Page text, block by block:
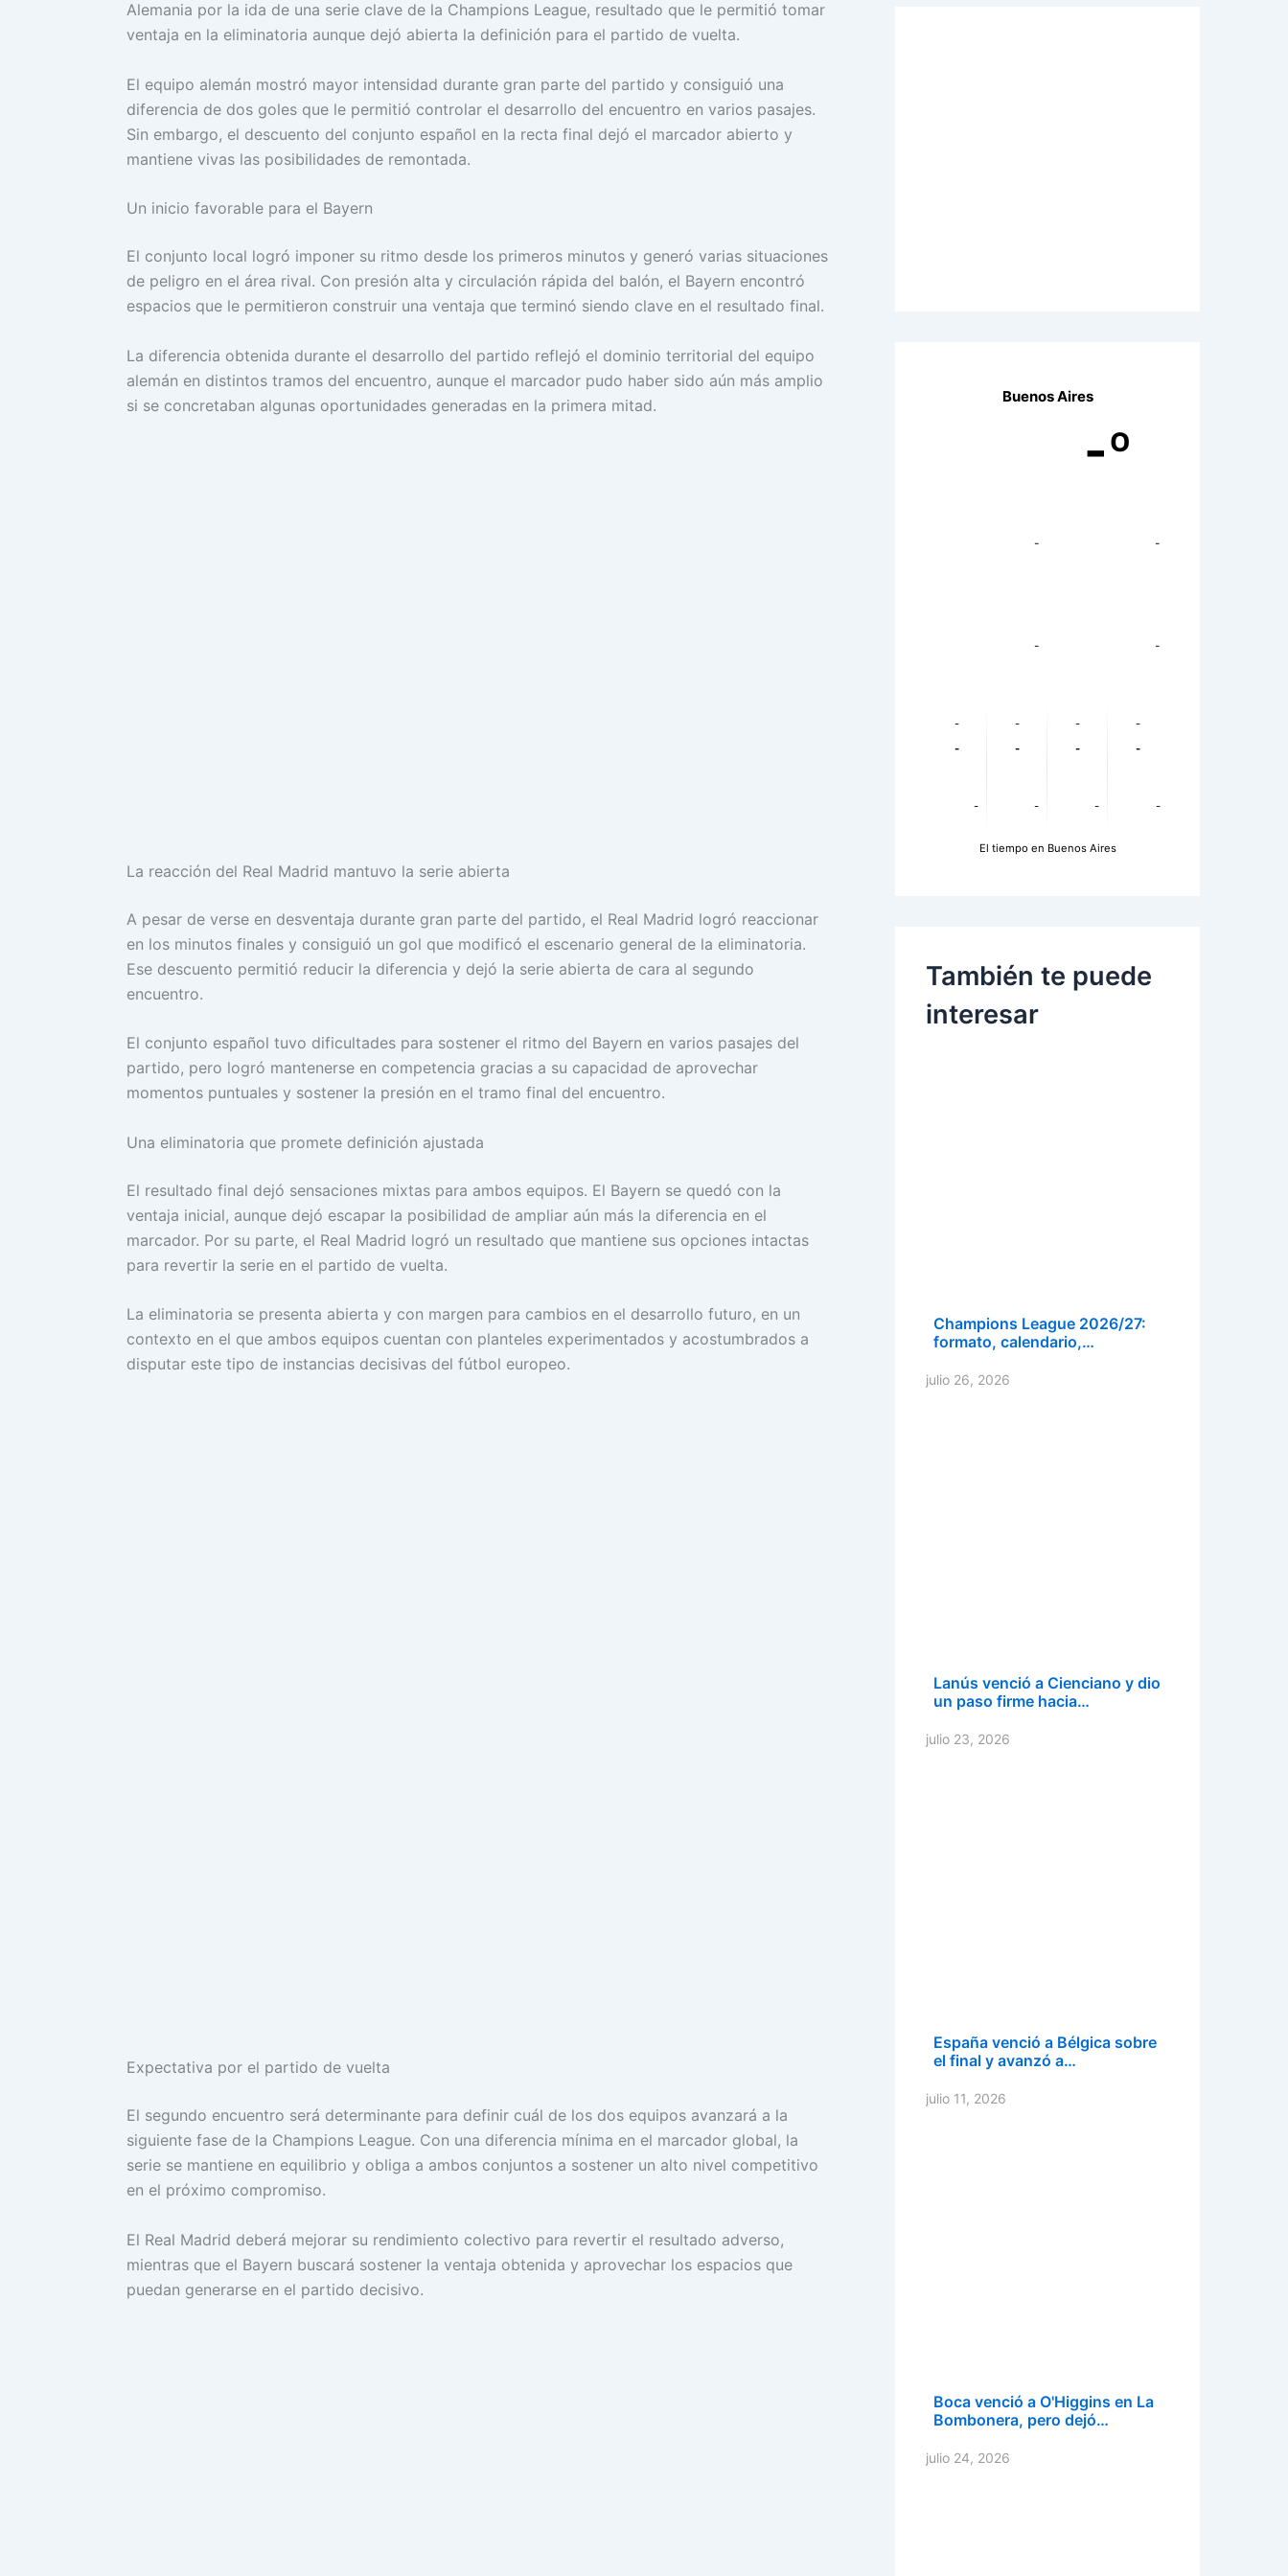
Alemania por la ida de una serie clave de la Champions League, resultado que le permitió tomar
ventaja en la eliminatoria aunque dejó abierta la definición para el partido de vuelta.
El equipo alemán mostró mayor intensidad durante gran parte del partido y consiguió una
diferencia de dos goles que le permitió controlar el desarrollo del encuentro en varios pasajes.
Sin embargo, el descuento del conjunto español en la recta final dejó el marcador abierto y
mantiene vivas las posibilidades de remontada.
Un inicio favorable para el Bayern
El conjunto local logró imponer su ritmo desde los primeros minutos y generó varias situaciones
de peligro en el área rival. Con presión alta y circulación rápida del balón, el Bayern encontró
espacios que le permitieron construir una ventaja que terminó siendo clave en el resultado final.
La diferencia obtenida durante el desarrollo del partido reflejó el dominio territorial del equipo
alemán en distintos tramos del encuentro, aunque el marcador pudo haber sido aún más amplio
si se concretaban algunas oportunidades generadas en la primera mitad.
La reacción del Real Madrid mantuvo la serie abierta
A pesar de verse en desventaja durante gran parte del partido, el Real Madrid logró reaccionar
en los minutos finales y consiguió un gol que modificó el escenario general de la eliminatoria.
Ese descuento permitió reducir la diferencia y dejó la serie abierta de cara al segundo
encuentro.
El conjunto español tuvo dificultades para sostener el ritmo del Bayern en varios pasajes del
partido, pero logró mantenerse en competencia gracias a su capacidad de aprovechar
momentos puntuales y sostener la presión en el tramo final del encuentro.
Una eliminatoria que promete definición ajustada
El resultado final dejó sensaciones mixtas para ambos equipos. El Bayern se quedó con la
ventaja inicial, aunque dejó escapar la posibilidad de ampliar aún más la diferencia en el
marcador. Por su parte, el Real Madrid logró un resultado que mantiene sus opciones intactas
para revertir la serie en el partido de vuelta.
La eliminatoria se presenta abierta y con margen para cambios en el desarrollo futuro, en un
contexto en el que ambos equipos cuentan con planteles experimentados y acostumbrados a
disputar este tipo de instancias decisivas del fútbol europeo.
Expectativa por el partido de vuelta
El segundo encuentro será determinante para definir cuál de los dos equipos avanzará a la
siguiente fase de la Champions League. Con una diferencia mínima en el marcador global, la
serie se mantiene en equilibrio y obliga a ambos conjuntos a sostener un alto nivel competitivo
en el próximo compromiso.
El Real Madrid deberá mejorar su rendimiento colectivo para revertir el resultado adverso,
mientras que el Bayern buscará sostener la ventaja obtenida y aprovechar los espacios que
puedan generarse en el partido decisivo.
Buenos Aires
-º
- -
- -
-
-
-
-
-
-
-
-
-
-
-
-
El tiempo en Buenos Aires
También te puede
interesar
Champions League 2026/27:
formato, calendario,…
julio 26, 2026
Lanús venció a Cienciano y dio
un paso firme hacia…
julio 23, 2026
España venció a Bélgica sobre
el final y avanzó a…
julio 11, 2026
Boca venció a O'Higgins en La
Bombonera, pero dejó…
julio 24, 2026